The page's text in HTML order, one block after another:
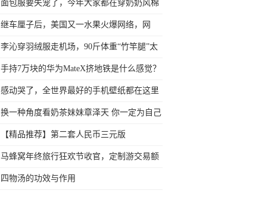
面包服要失宠了，今年大家都在穿奶奶风棉
服，保暖还洋气
继车厘子后，美国又一水果火爆网络，网
友：葡萄“下嫁”辣椒？
李沁穿羽绒服走机场，90斤体重“竹竿腿”太
抢镜，魅力不减
手持7万块的华为MateX挤地铁是什么感觉？
网友：老哥会玩
感动哭了，全世界最好的手机壁纸都在这里
换一种角度看奶茶妹妹章泽天 你一定为自己
感到汗颜
【精品推荐】第二套人民币三元版
马蜂窝年终旅行狂欢节收官，定制游交易额
上涨超过100%
四物汤的功效与作用